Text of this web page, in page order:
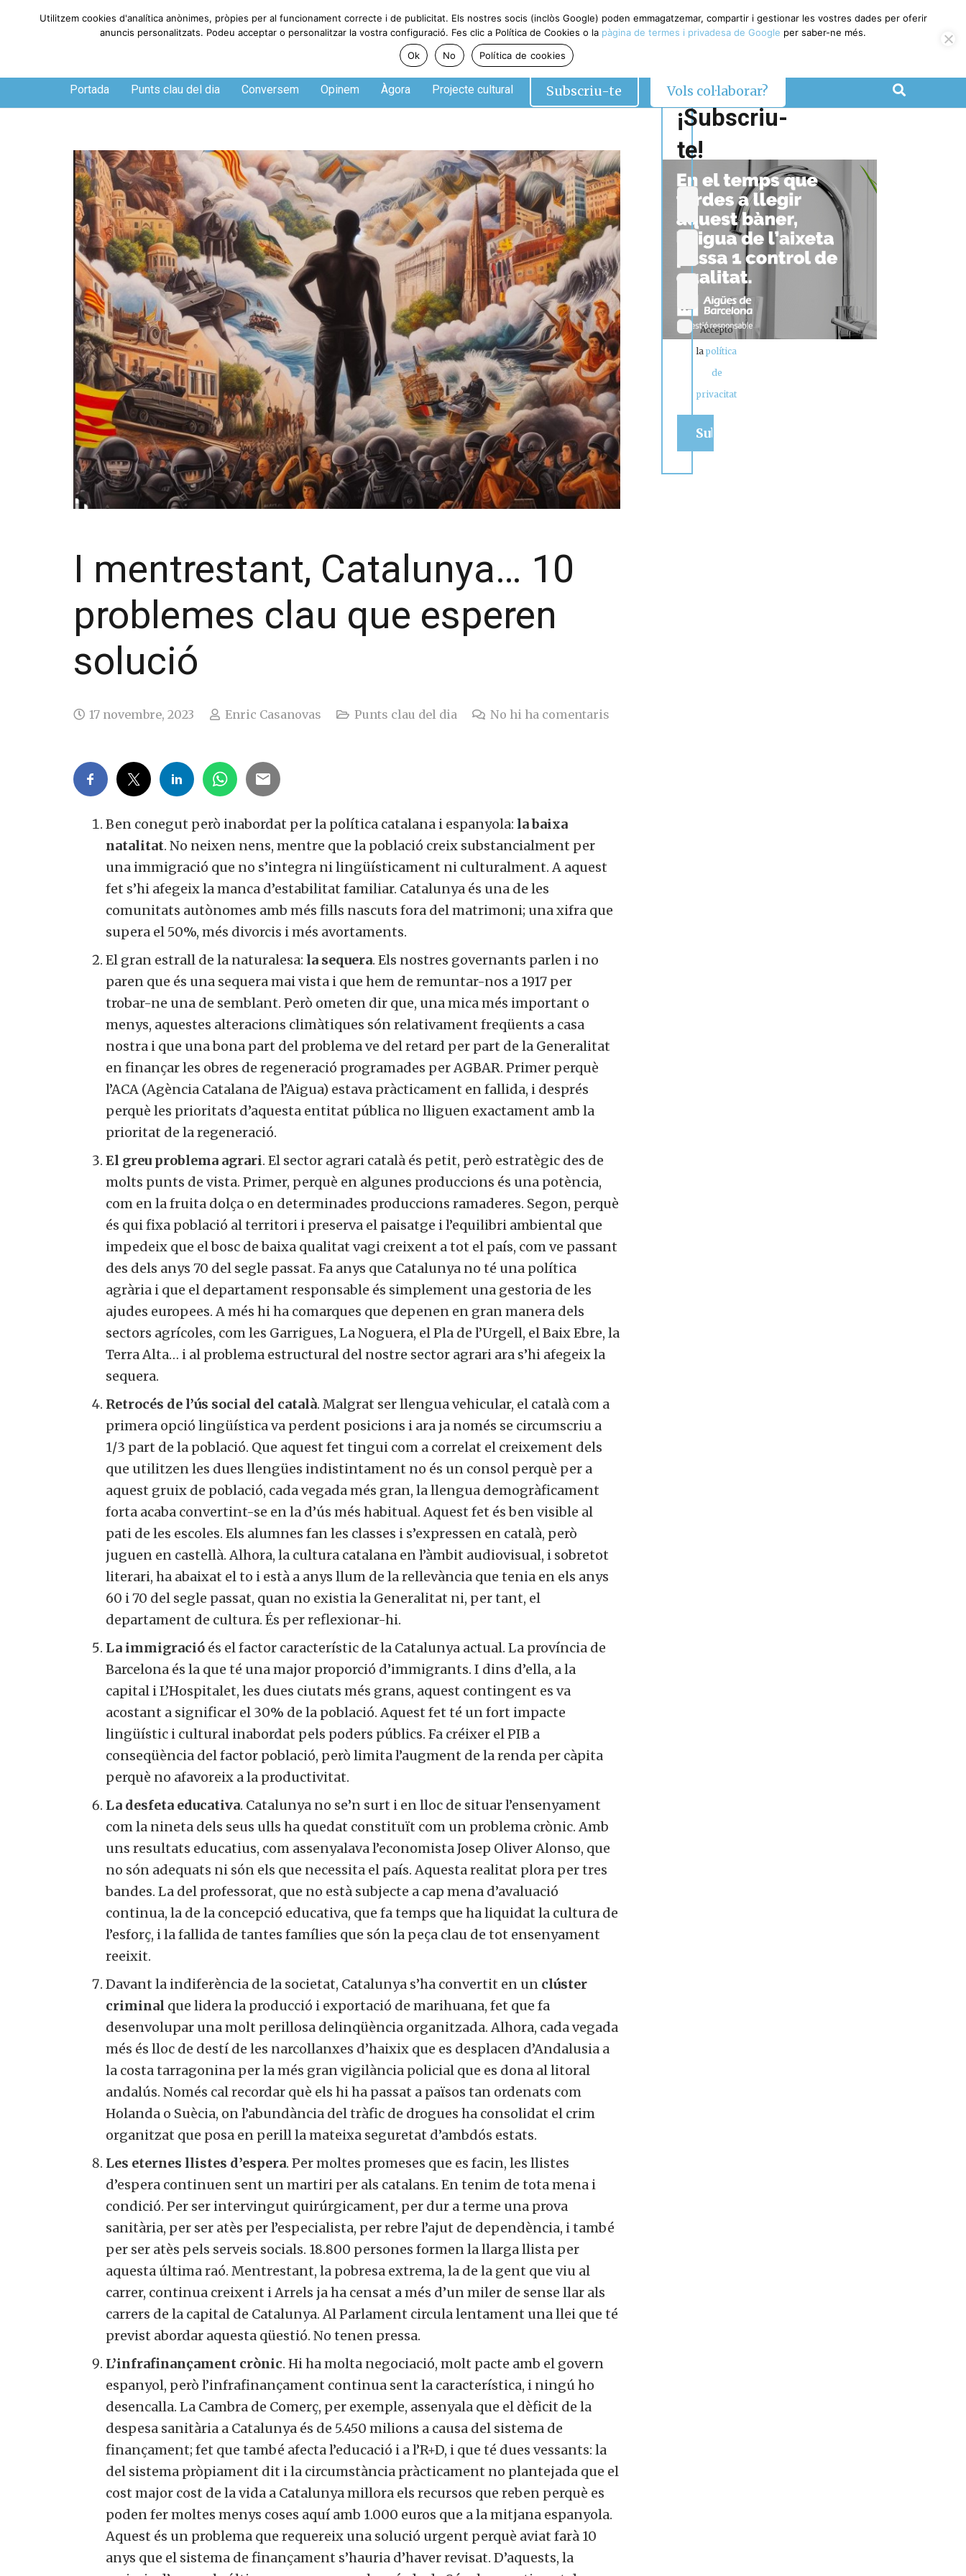
Dijous, 6 de agosto de 2026
Portada Punts clau del dia Conversem Opinem Àgora Projecte cultural Subscriu-te Vols col·laborar?
I mentrestant, Catalunya… 10
problemes clau que esperen
solució
17 novembre, 2023 Enric Casanovas Punts clau del dia No hi ha comentaris
Ben conegut però inabordat per la política catalana i espanyola: la baixa
natalitat. No neixen nens, mentre que la població creix substancialment per
una immigració que no s’integra ni lingüísticament ni culturalment. A aquest
fet s’hi afegeix la manca d’estabilitat familiar. Catalunya és una de les
comunitats autònomes amb més fills nascuts fora del matrimoni; una xifra que
supera el 50%, més divorcis i més avortaments.
El gran estrall de la naturalesa: la sequera. Els nostres governants parlen i no
paren que és una sequera mai vista i que hem de remuntar-nos a 1917 per
trobar-ne una de semblant. Però ometen dir que, una mica més important o
menys, aquestes alteracions climàtiques són relativament freqüents a casa
nostra i que una bona part del problema ve del retard per part de la Generalitat
en finançar les obres de regeneració programades per AGBAR. Primer perquè
l’ACA (Agència Catalana de l’Aigua) estava pràcticament en fallida, i després
perquè les prioritats d’aquesta entitat pública no lliguen exactament amb la
prioritat de la regeneració.
El greu problema agrari. El sector agrari català és petit, però estratègic des de
molts punts de vista. Primer, perquè en algunes produccions és una potència,
com en la fruita dolça o en determinades produccions ramaderes. Segon, perquè
és qui fixa població al territori i preserva el paisatge i l’equilibri ambiental que
impedeix que el bosc de baixa qualitat vagi creixent a tot el país, com ve passant
des dels anys 70 del segle passat. Fa anys que Catalunya no té una política
agrària i que el departament responsable és simplement una gestoria de les
ajudes europees. A més hi ha comarques que depenen en gran manera dels
sectors agrícoles, com les Garrigues, La Noguera, el Pla de l’Urgell, el Baix Ebre, la
Terra Alta… i al problema estructural del nostre sector agrari ara s’hi afegeix la
sequera.
Retrocés de l’ús social del català. Malgrat ser llengua vehicular, el català com a
primera opció lingüística va perdent posicions i ara ja només se circumscriu a
1/3 part de la població. Que aquest fet tingui com a correlat el creixement dels
que utilitzen les dues llengües indistintament no és un consol perquè per a
aquest gruix de població, cada vegada més gran, la llengua demogràficament
forta acaba convertint-se en la d’ús més habitual. Aquest fet és ben visible al
pati de les escoles. Els alumnes fan les classes i s’expressen en català, però
juguen en castellà. Alhora, la cultura catalana en l’àmbit audiovisual, i sobretot
literari, ha abaixat el to i està a anys llum de la rellevància que tenia en els anys
60 i 70 del segle passat, quan no existia la Generalitat ni, per tant, el
departament de cultura. És per reflexionar-hi.
La immigració és el factor característic de la Catalunya actual. La província de
Barcelona és la que té una major proporció d’immigrants. I dins d’ella, a la
capital i L’Hospitalet, les dues ciutats més grans, aquest contingent es va
acostant a significar el 30% de la població. Aquest fet té un fort impacte
lingüístic i cultural inabordat pels poders públics. Fa créixer el PIB a
conseqüència del factor població, però limita l’augment de la renda per càpita
perquè no afavoreix a la productivitat.
La desfeta educativa. Catalunya no se’n surt i en lloc de situar l’ensenyament
com la nineta dels seus ulls ha quedat constituït com un problema crònic. Amb
uns resultats educatius, com assenyalava l’economista Josep Oliver Alonso, que
no són adequats ni són els que necessita el país. Aquesta realitat plora per tres
bandes. La del professorat, que no està subjecte a cap mena d’avaluació
continua, la de la concepció educativa, que fa temps que ha liquidat la cultura de
l’esforç, i la fallida de tantes famílies que són la peça clau de tot ensenyament
reeixit.
Davant la indiferència de la societat, Catalunya s’ha convertit en un clúster
criminal que lidera la producció i exportació de marihuana, fet que fa
desenvolupar una molt perillosa delinqüència organitzada. Alhora, cada vegada
més és lloc de destí de les narcollanxes d’haixix que es desplacen d’Andalusia a
la costa tarragonina per la més gran vigilància policial que es dona al litoral
andalús. Només cal recordar què els hi ha passat a països tan ordenats com
Holanda o Suècia, on l’abundància del tràfic de drogues ha consolidat el crim
organitzat que posa en perill la mateixa seguretat d’ambdós estats.
Les eternes llistes d’espera. Per moltes promeses que es facin, les llistes
d’espera continuen sent un martiri per als catalans. En tenim de tota mena i
condició. Per ser intervingut quirúrgicament, per dur a terme una prova
sanitària, per ser atès per l’especialista, per rebre l’ajut de dependència, i també
per ser atès pels serveis socials. 18.800 persones formen la llarga llista per
aquesta última raó. Mentrestant, la pobresa extrema, la de la gent que viu al
carrer, continua creixent i Arrels ja ha censat a més d’un miler de sense llar als
carrers de la capital de Catalunya. Al Parlament circula lentament una llei que té
previst abordar aquesta qüestió. No tenen pressa.
L’infrafinançament crònic. Hi ha molta negociació, molt pacte amb el govern
espanyol, però l’infrafinançament continua sent la característica, i ningú ho
desencalla. La Cambra de Comerç, per exemple, assenyala que el dèficit de la
despesa sanitària a Catalunya és de 5.450 milions a causa del sistema de
finançament; fet que també afecta l’educació i a l’R+D, i que té dues vessants: la
del sistema pròpiament dit i la circumstància pràcticament no plantejada que el
cost major cost de la vida a Catalunya millora els recursos que reben perquè es
poden fer moltes menys coses aquí amb 1.000 euros que a la mitjana espanyola.
Aquest és un problema que requereix una solució urgent perquè aviat farà 10
anys que el sistema de finançament s’hauria d’haver revisat. D’aquests, la
¡Subscriu-
te!
Accepto
lapolítica
de
privacitat
Utilitzem cookies d'analítica anònimes, pròpies per al funcionament correcte i de publicitat. Els nostres socis (inclòs Google) poden emmagatzemar, compartir i gestionar les vostres dades per oferir
anuncis personalitzats. Podeu acceptar o personalitzar la vostra configuració. Fes clic a Política de Cookies o la pàgina de termes i privadesa de Google per saber-ne més.
Ok
No Política de cookies